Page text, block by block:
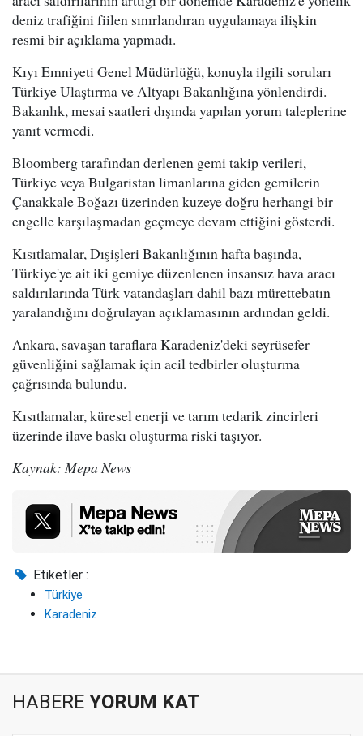
deniz trafiğini fiilen sınırlandıran uygulamaya ilişkin
resmi bir açıklama yapmadı.
Kıyı Emniyeti Genel Müdürlüğü, konuyla ilgili soruları
Türkiye Ulaştırma ve Altyapı Bakanlığına yönlendirdi.
Bakanlık, mesai saatleri dışında yapılan yorum taleplerine
yanıt vermedi.
Bloomberg tarafından derlenen gemi takip verileri,
Türkiye veya Bulgaristan limanlarına giden gemilerin
Çanakkale Boğazı üzerinden kuzeye doğru herhangi bir
engelle karşılaşmadan geçmeye devam ettiğini gösterdi.
Kısıtlamalar, Dışişleri Bakanlığının hafta başında,
Türkiye'ye ait iki gemiye düzenlenen insansız hava aracı
saldırılarında Türk vatandaşları dahil bazı mürettebatın
yaralandığını doğrulayan açıklamasının ardından geldi.
Ankara, savaşan taraflara Karadeniz'deki seyrüsefer
güvenliğini sağlamak için acil tedbirler oluşturma
çağrısında bulundu.
Kısıtlamalar, küresel enerji ve tarım tedarik zincirleri
üzerinde ilave baskı oluşturma riski taşıyor.
Kaynak: Mepa News
Etiketler :
Türkiye
Karadeniz
HABERE YORUM KAT